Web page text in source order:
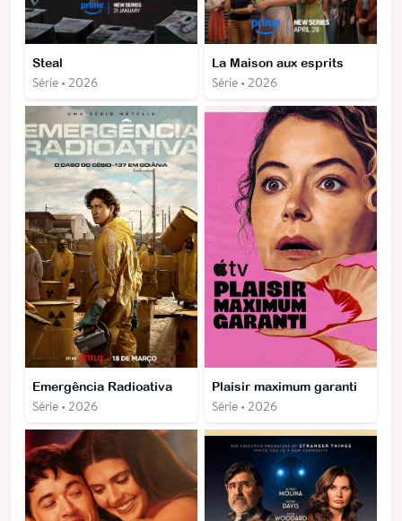
Steal
Série • 2026
La Maison aux esprits
Série • 2026
Emergência Radioativa
Série • 2026
Plaisir maximum garanti
Série • 2026